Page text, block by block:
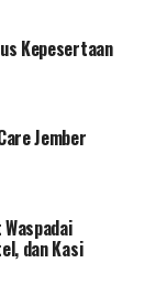
jatuh tempo.
di lima
KC
dan KC
seperti
JKN dapat
Kepesertaan
Jember
dan Kasi